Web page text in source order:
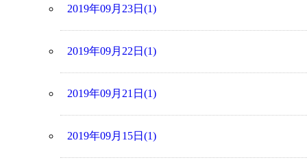
2019年09月23日(1)
2019年09月22日(1)
2019年09月21日(1)
2019年09月15日(1)